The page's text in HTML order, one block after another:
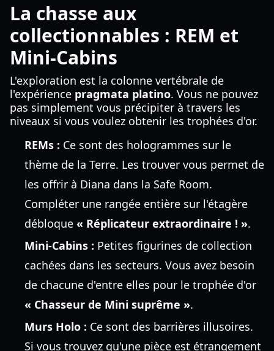
La chasse aux
collectionnables : REM et
Mini-Cabins
L'exploration est la colonne vertébrale de
l'expérience pragmata platino. Vous ne pouvez
pas simplement vous précipiter à travers les
niveaux si vous voulez obtenir les trophées d'or.
REMs : Ce sont des hologrammes sur le
thème de la Terre. Les trouver vous permet de
les offrir à Diana dans la Safe Room.
Compléter une rangée entière sur l'étagère
débloque « Réplicateur extraordinaire ! ».
Mini-Cabins : Petites figurines de collection
cachées dans les secteurs. Vous avez besoin
de chacune d'entre elles pour le trophée d'or
« Chasseur de Mini suprême ».
Murs Holo : Ce sont des barrières illusoires.
Si vous trouvez qu'une pièce est étrangement